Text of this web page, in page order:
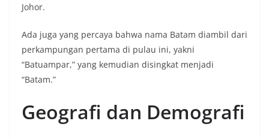
Johor.
Ada juga yang percaya bahwa nama Batam diambil dari
perkampungan pertama di pulau ini, yakni
“Batuampar,” yang kemudian disingkat menjadi
“Batam.”
Geografi dan Demografi